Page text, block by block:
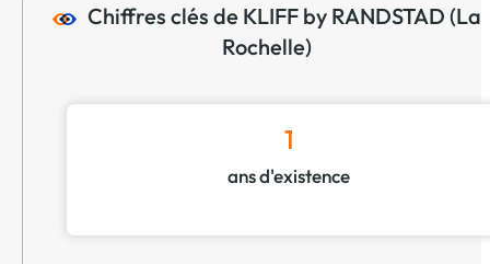
Chiffres clés de KLIFF by RANDSTAD (La
Rochelle)
1
ans d'existence